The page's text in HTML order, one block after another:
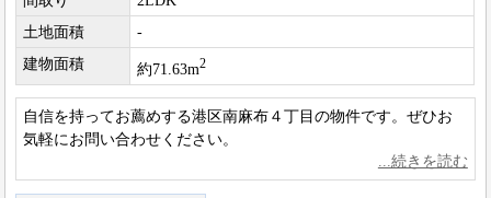
土地面積
-
建物面積
約71.63m2
自信を持ってお薦めする港区南麻布４丁目の物件です。ぜひお
気軽にお問い合わせください。